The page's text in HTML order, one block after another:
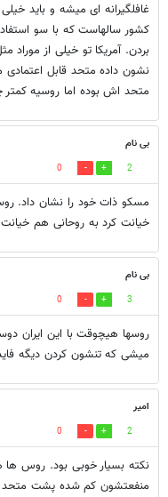
غافلگیرانه ای میشه و باید
کشور سالهاست که با سو
بردن. آمریکا تو خیلی از موراد
نشون داده متحد قابل
متحد اش بوده اما روسیه
بی نام
2
0
مسکو ذات خود را نشان داد.
خیانت کرد به روحانی هم
بی نام
3
0
روسها هیچوقت با این ایران
میشی که تنشون کردن دیگه
امیر
2
0
نکته بسیار خوبی بود. روس ها
منفعتشون کم شده پشت متحد